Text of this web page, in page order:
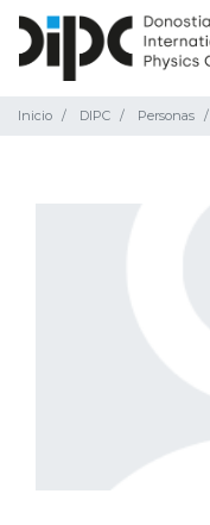
Inicio DIPC Personas